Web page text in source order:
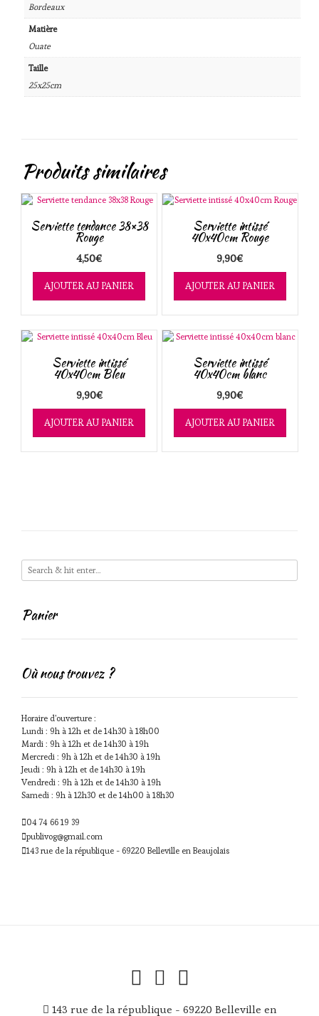
Bordeaux
Matière
Ouate
Taille
25x25cm
Produits similaires
Serviette tendance 38×38
Rouge
4,50€
AJOUTER AU PANIER
Serviette intissé
40x40cm Rouge
9,90€
AJOUTER AU PANIER
Serviette intissé
40x40cm Bleu
9,90€
AJOUTER AU PANIER
Serviette intissé
40x40cm blanc
9,90€
AJOUTER AU PANIER
Panier
Où nous trouvez ?
Horaire d'ouverture :
Lundi : 9h à 12h et de 14h30 à 18h00
Mardi : 9h à 12h et de 14h30 à 19h
Mercredi : 9h à 12h et de 14h30 à 19h
Jeudi : 9h à 12h et de 14h30 à 19h
Vendredi : 9h à 12h et de 14h30 à 19h
Samedi : 9h à 12h30 et de 14h00 à 18h30
04 74 66 19 39
publivog@gmail.com
143 rue de la république - 69220 Belleville en Beaujolais
143 rue de la république - 69220 Belleville en